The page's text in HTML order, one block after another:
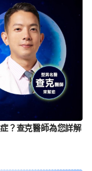
？查克醫師為您詳解